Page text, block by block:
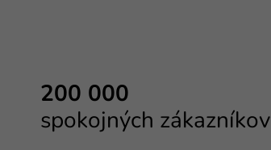
200 000
spokojných zákazníkov